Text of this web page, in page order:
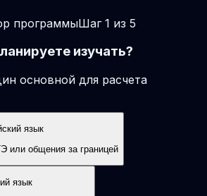
программыШаг 1 из 5
изучать?
основной для расчета
язык
или общения за границей
язык